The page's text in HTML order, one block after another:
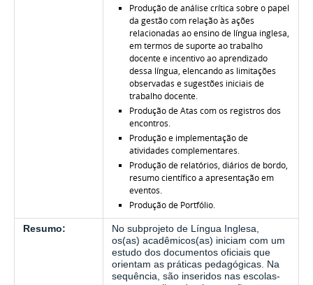
Produção de análise crítica sobre o papel
da gestão com relação às ações
relacionadas ao ensino de língua inglesa,
em termos de suporte ao trabalho
docente e incentivo ao aprendizado
dessa língua, elencando as limitações
observadas e sugestões iniciais de
trabalho docente.
Produção de Atas com os registros dos
encontros.
Produção e implementação de
atividades complementares.
Produção de relatórios, diários de bordo,
resumo científico a apresentação em
eventos.
Produção de Portfólio.
Resumo:
No subprojeto de Língua Inglesa,
os(as) acadêmicos(as) iniciam com um
estudo dos documentos oficiais que
orientam as práticas pedagógicas. Na
sequência, são inseridos nas escolas-